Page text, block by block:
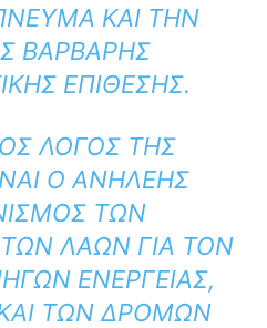
ΚΑΙ ΤΗΝ
ΒΆΡΒΑΡΗΣ
ΕΠΊΘΕΣΗΣ.
ΛΌΓΟΣ ΤΗΣ
Ο ΑΝΗΛΕΉΣ
ΤΩΝ
ΛΑΏΝ ΓΙΑ ΤΟΝ
ΕΝΈΡΓΕΙΑΣ,
ΤΩΝ ΔΡΌΜΩΝ